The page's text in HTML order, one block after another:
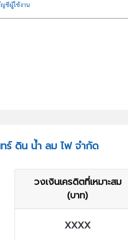
ญชีผู้ใช้งาน
ร์ ดิน น้ำ ลม ไฟ จำกัด
วงเงินเครดิตที่เหมาะสม
(บาท)
XXXX